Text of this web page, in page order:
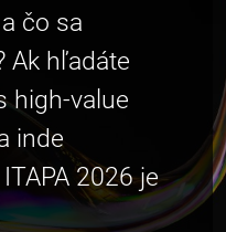
čo sa
Ak hľadáte
high-value
inde
2026 je